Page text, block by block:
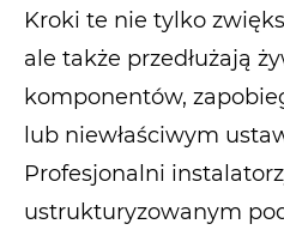
Kroki te nie tylko
ale także przedłużają
komponentów,
lub niewłaściwym
Profesjonalni
ustrukturyzowanym